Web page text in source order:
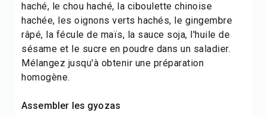
haché, le chou haché, la ciboulette chinoise
hachée, les oignons verts hachés, le gingembre
râpé, la fécule de maïs, la sauce soja, l'huile de
sésame et le sucre en poudre dans un saladier.
Mélangez jusqu'à obtenir une préparation
homogène.
Assembler les gyozas